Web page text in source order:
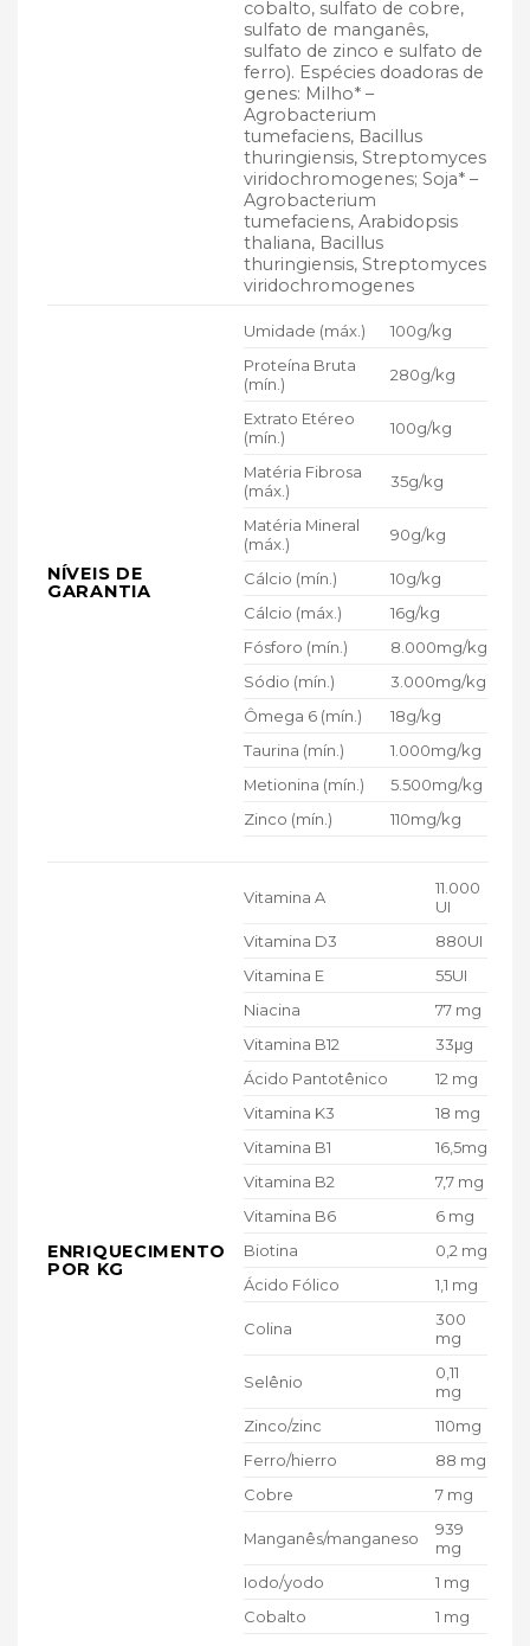
cobalto, sulfato de cobre,
sulfato de manganês,
sulfato de zinco e sulfato de
ferro). Espécies doadoras de
genes: Milho* –
Agrobacterium
tumefaciens, Bacillus
thuringiensis, Streptomyces
viridochromogenes; Soja* –
Agrobacterium
tumefaciens, Arabidopsis
thaliana, Bacillus
thuringiensis, Streptomyces
viridochromogenes
NÍVEIS DE
GARANTIA
Umidade (máx.)
100g/kg
Proteína Bruta
(mín.)
280g/kg
Extrato Etéreo
(mín.)
100g/kg
Matéria Fibrosa
(máx.)
35g/kg
Matéria Mineral
(máx.)
90g/kg
Cálcio (mín.)
10g/kg
Cálcio (máx.)
16g/kg
Fósforo (mín.)
8.000mg/kg
Sódio (mín.)
3.000mg/kg
Ômega 6 (mín.)
18g/kg
Taurina (mín.)
1.000mg/kg
Metionina (mín.)
5.500mg/kg
Zinco (mín.)
110mg/kg
ENRIQUECIMENTO
POR KG
Vitamina A
11.000
UI
Vitamina D3
880UI
Vitamina E
55UI
Niacina
77 mg
Vitamina B12
33μg
Ácido Pantotênico
12 mg
Vitamina K3
18 mg
Vitamina B1
16,5mg
Vitamina B2
7,7 mg
Vitamina B6
6 mg
Biotina
0,2 mg
Ácido Fólico
1,1 mg
Colina
300
mg
Selênio
0,11
mg
Zinco/zinc
110mg
Ferro/hierro
88 mg
Cobre
7 mg
Manganês/manganeso
939
mg
Iodo/yodo
1 mg
Cobalto
1 mg